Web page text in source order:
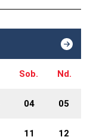
Sob. Nd.
04 05
11 12